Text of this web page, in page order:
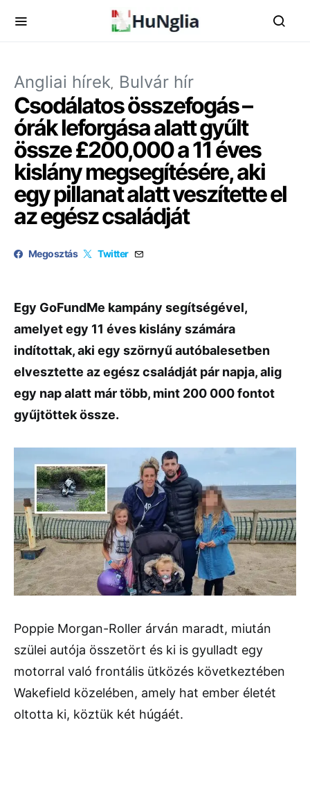
Angliai hírek Bulvár hír
Csodálatos összefogás –
órák leforgása alatt gyűlt
össze £200,000 a 11 éves
kislány megsegítésére, aki
egy pillanat alatt veszítette el
az egész családját
Megosztás Twitter
Egy GoFundMe kampány segítségével,
amelyet egy 11 éves kislány számára
indítottak, aki egy szörnyű autóbalesetben
elvesztette az egész családját pár napja, alig
egy nap alatt már több, mint 200 000 fontot
gyűjtöttek össze.
Poppie Morgan-Roller árván maradt, miután
szülei autója összetört és ki is gyulladt egy
motorral való frontális ütközés következtében
Wakefield közelében, amely hat ember életét
oltotta ki, köztük két húgáét.